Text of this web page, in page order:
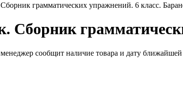
грамматических упражнений. 6 класс.
Сборник
сообщит наличие товара и дату ближайшей